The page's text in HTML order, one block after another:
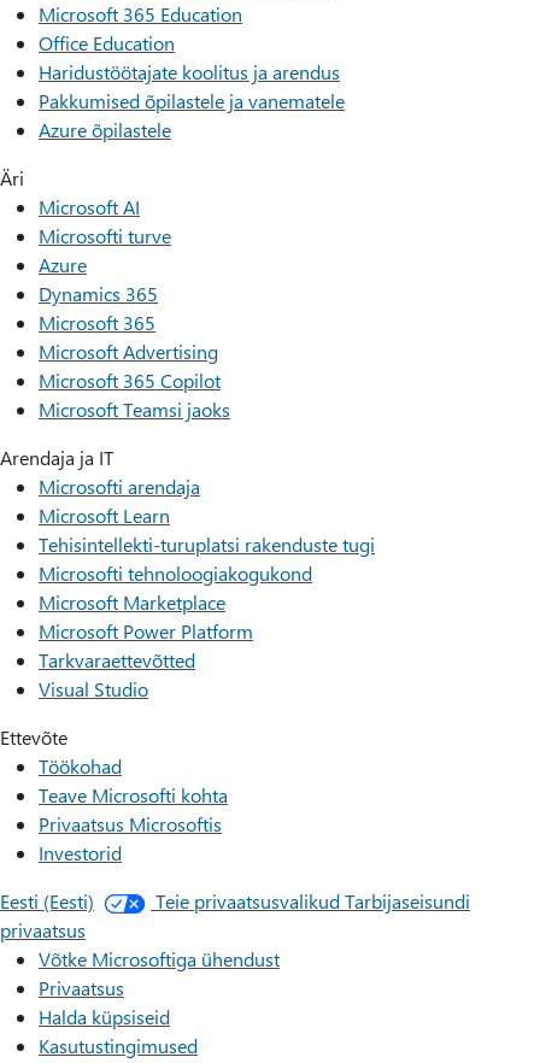
Microsoft 365 Education
Office Education
Haridustöötajate koolitus ja arendus
Pakkumised õpilastele ja vanematele
Azure õpilastele
Äri
Microsoft AI
Microsofti turve
Azure
Dynamics 365
Microsoft 365
Microsoft Advertising
Microsoft 365 Copilot
Microsoft Teamsi jaoks
Arendaja ja IT
Microsofti arendaja
Microsoft Learn
Tehisintellekti-turuplatsi rakenduste tugi
Microsofti tehnoloogiakogukond
Microsoft Marketplace
Microsoft Power Platform
Tarkvaraettevõtted
Visual Studio
Ettevõte
Töökohad
Teave Microsofti kohta
Privaatsus Microsoftis
Investorid
Eesti (Eesti)
Teie privaatsusvalikudTarbijaseisundi
privaatsus
Võtke Microsoftiga ühendust
Privaatsus
Halda küpsiseid
Kasutustingimused